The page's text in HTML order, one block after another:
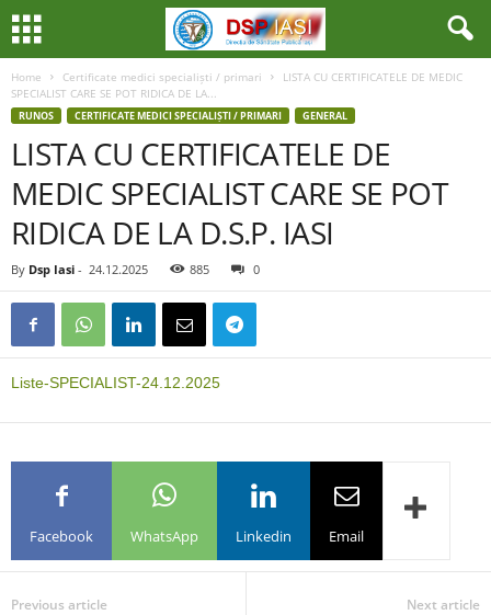
Home Certificate medici specialiști / primari
LISTA CU CERTIFICATELE DE MEDIC
SPECIALIST CARE SE POT RIDICA DE LA...
RUNOS CERTIFICATE MEDICI SPECIALIȘTI / PRIMARI GENERAL
LISTA CU CERTIFICATELE DE
MEDIC SPECIALIST CARE SE POT
RIDICA DE LA D.S.P. IASI
By Dsp Iasi - 24.12.2025 885 0
Liste-SPECIALIST-24.12.2025
Facebook WhatsApp Linkedin Email
Previous article Next article